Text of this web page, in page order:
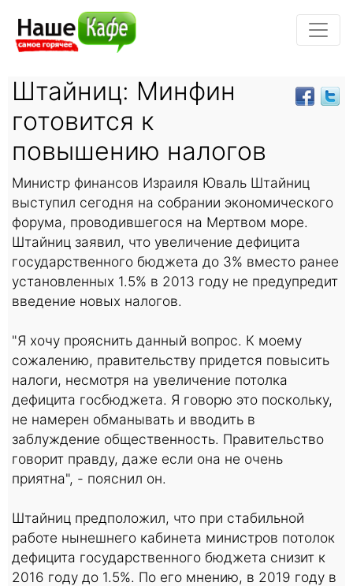
Штайниц: Минфин
готовится к
повышению налогов
Министр финансов Израиля Юваль Штайниц
выступил сегодня на собрании экономического
форума, проводившегося на Мертвом море.
Штайниц заявил, что увеличение дефицита
государственного бюджета до 3% вместо ранее
установленных 1.5% в 2013 году не предупредит
введение новых налогов.
"Я хочу прояснить данный вопрос. К моему
сожалению, правительству придется повысить
налоги, несмотря на увеличение потолка
дефицита госбюджета. Я говорю это поскольку,
не намерен обманывать и вводить в
заблуждение общественность. Правительство
говорит правду, даже если она не очень
приятна", - пояснил он.
Штайниц предположил, что при стабильной
работе нынешнего кабинета министров потолок
дефицита государственного бюджета снизит к
2016 году до 1.5%. По его мнению, в 2019 году в